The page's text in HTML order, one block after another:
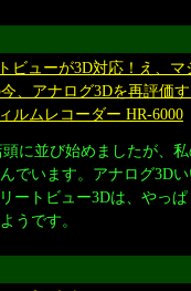
ビューが3D対応！え、マ
、アナログ3Dを再評価
ルムレコーダー HR-6000
に並び始めましたが、
でいます。アナログ3Dい
ートビュー3Dは、やっ
うです。